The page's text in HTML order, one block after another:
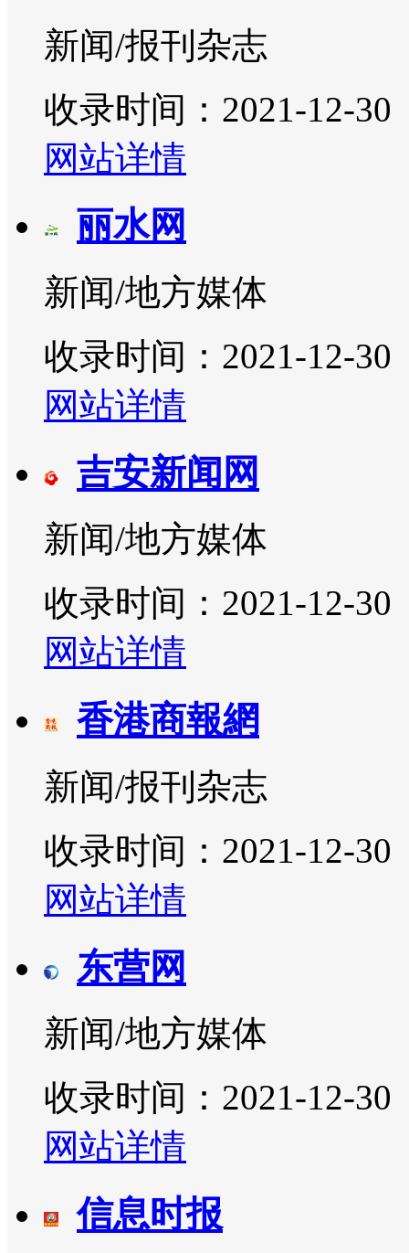
新闻/报刊杂志
收录时间：2021-12-30
网站详情
丽水网
新闻/地方媒体
收录时间：2021-12-30
网站详情
吉安新闻网
新闻/地方媒体
收录时间：2021-12-30
网站详情
香港商報網
新闻/报刊杂志
收录时间：2021-12-30
网站详情
东营网
新闻/地方媒体
收录时间：2021-12-30
网站详情
信息时报